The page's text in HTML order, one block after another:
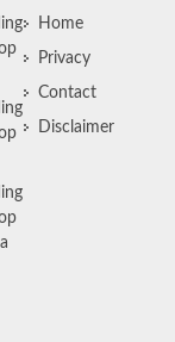
Home
Privacy
Contact
Disclaimer